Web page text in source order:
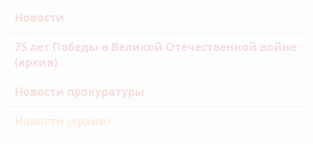
Новости
75 лет Победы в Великой Отечественной войне
(архив)
Новости прокуратуры
Новости (архив)